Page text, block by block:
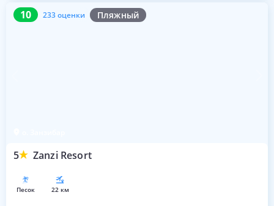
10 233 оценки Пляжный
5 Zanzi Resort
10 233 оценки
песок 22 км